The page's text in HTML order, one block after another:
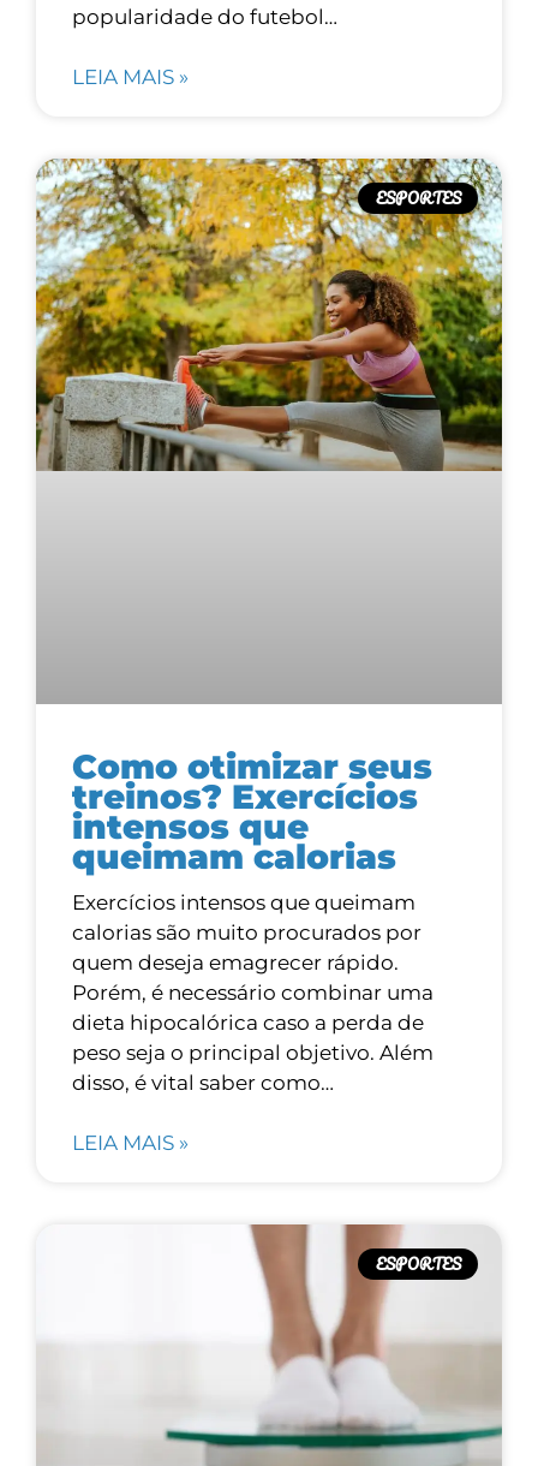
popularidade do futebol…
LEIA MAIS »
ESPORTES
Como otimizar seus
treinos? Exercícios
intensos que
queimam calorias
Exercícios intensos que queimam
calorias são muito procurados por
quem deseja emagrecer rápido.
Porém, é necessário combinar uma
dieta hipocalórica caso a perda de
peso seja o principal objetivo. Além
disso, é vital saber como…
LEIA MAIS »
ESPORTES